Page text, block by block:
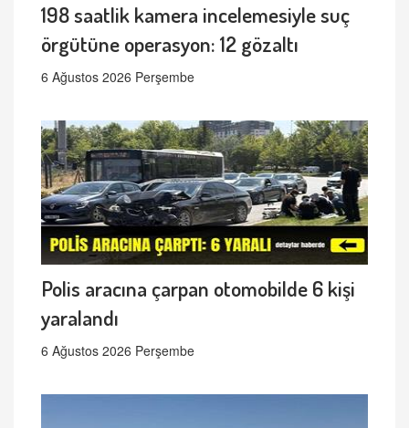
198 saatlik kamera incelemesiyle suç
örgütüne operasyon: 12 gözaltı
6 Ağustos 2026 Perşembe
Polis aracına çarpan otomobilde 6 kişi
yaralandı
6 Ağustos 2026 Perşembe